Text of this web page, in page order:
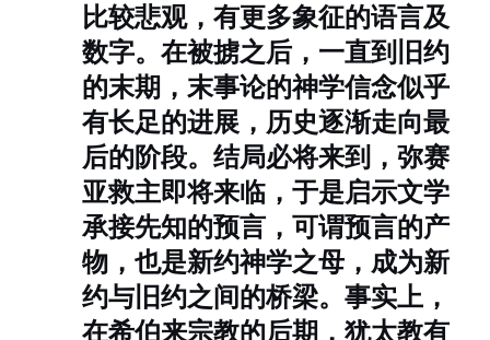
比较悲观，有更多象征的语言及
数字。 在被掳之后，一直到旧约
的末期，末事论的神学信念似乎
有长足的进展，历史逐渐走向最
后的阶段。结局必将来到，弥赛
亚救主即将来临，于是启示文学
承接先知的预言，可谓预言的产
物，也是新约神学之母，成为新
约与旧约之间的桥梁。事实上，
在希伯来宗教的后期，犹太教有